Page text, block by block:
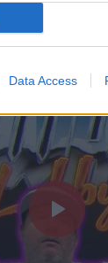
Data Access